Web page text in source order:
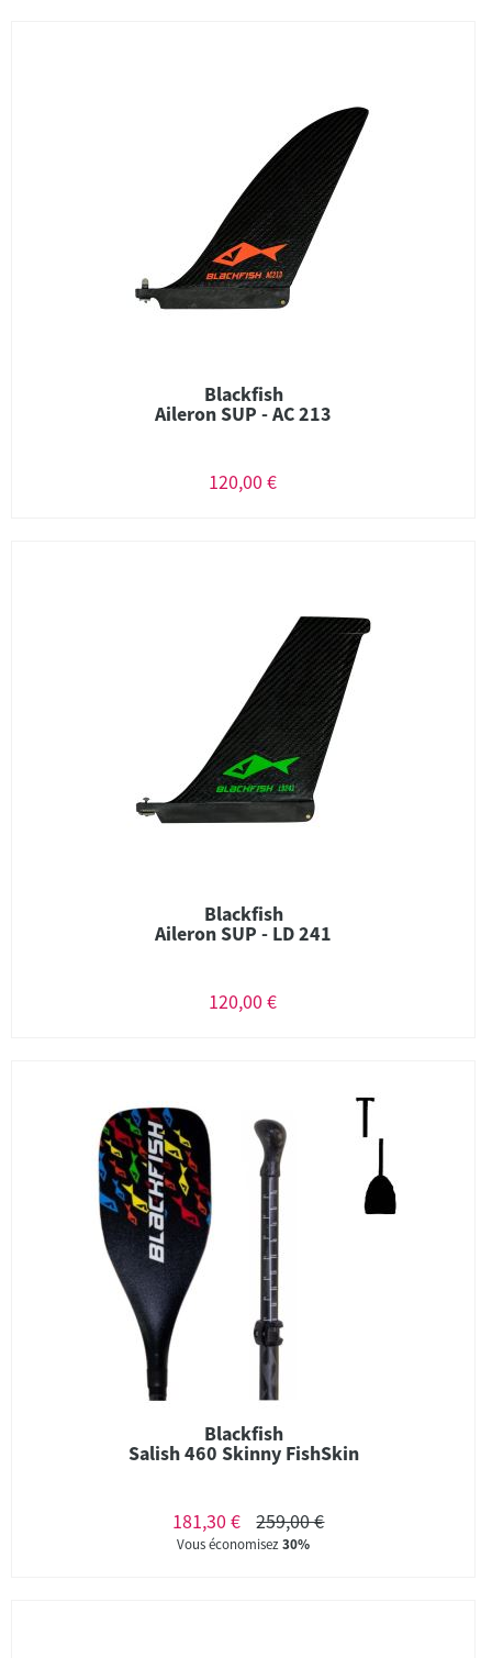
Blackfish
Aileron SUP - AC 213
120,00 €
Blackfish
Aileron SUP - LD 241
120,00 €
Blackfish
Salish 460 Skinny FishSkin
181,30 € 259,00 €
Vous économisez30%